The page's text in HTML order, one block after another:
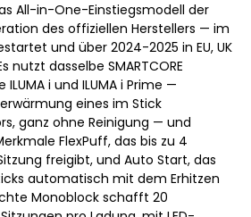
All-in-One-Einstiegsmodell der
des offiziellen Herstellers — im
und über 2024-2025 in EU, UK
nutzt dasselbe SMARTCORE
ILUMA i und ILUMA i Prime —
eines im Stick
ganz ohne Reinigung — und
FlexPuff, das bis zu 4
freigibt, und Auto Start, das
automatisch mit dem Erhitzen
Monoblock schafft 20